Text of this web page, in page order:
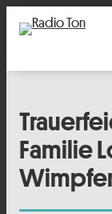
Familie